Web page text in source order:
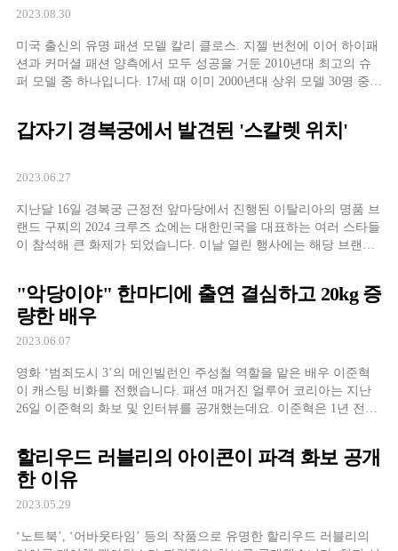
2023.08.30
미국 출신의 유명 패션 모델 칼리 클로스. 지젤 번천에 이어 하이패
션과 커머셜 패션 양측에서 모두 성공을 거둔 2010년대 최고의 슈
퍼 모델 중 하나입니다. 17세 때 이미 2000년대 상위 모델 30명 중
보그 커버에 등장하기도 했었지요. 디자이너들이 기피하는 […]
갑자기 경복궁에서 발견된 '스칼렛 위치'
2023.06.27
지난달 16일 경복궁 근정전 앞마당에서 진행된 이탈리아의 명품 브
랜드 구찌의 2024 크루즈 쇼에는 대한민국을 대표하는 여러 스타들
이 참석해 큰 화제가 되었습니다. 이날 열린 행사에는 해당 브랜드
습니다. 특히나 이날 참석한 스타들 중 가장 놀라운 인물이 있었으
니 바로 MCU에서 ‘스칼렛 […]
"악당이야" 한마디에 출연 결심하고 20kg 증
량한 배우
2023.06.07
영화 ‘범죄도시 3’의 메인빌런인 주성철 역할을 맡은 배우 이준혁
이 캐스팅 비화를 전했습니다. 패션 매거진 얼루어 코리아는 지난
26일 이준혁의 화보 및 인터뷰를 공개했는데요. 이준혁은 1년 전쯤
계획 중이었던 그는 이준혁에게 전화해 맡을 배역에 대해 “악당이
야”라고 […]
할리우드 러블리의 아이콘이 파격 화보 공개
한 이유
2023.05.29
‘노트북’, ‘어바웃타임’ 등의 작품으로 유명한 할리우드 러블리의